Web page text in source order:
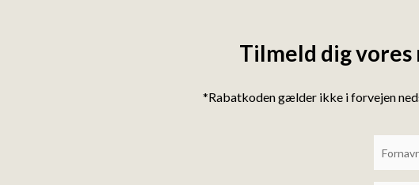
Tilmeld dig vores
*Rabatkoden gælder ikke i forvejen